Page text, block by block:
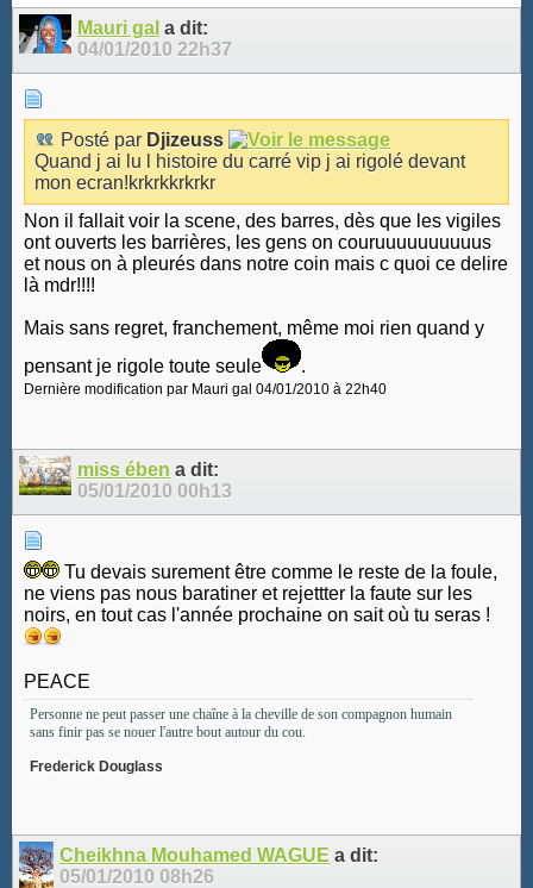
Mauri gal a dit:
04/01/2010 22h37
Posté par Djizeuss
Quand j ai lu l histoire du carré vip j ai rigolé devant
mon ecran!krkrkkrkrkr
Non il fallait voir la scene, des barres, dès que les vigiles
ont ouverts les barrières, les gens on couruuuuuuuuuus
et nous on à pleurés dans notre coin mais c quoi ce delire
là mdr!!!!
Mais sans regret, franchement, même moi rien quand y
pensant je rigole toute seule
.
Dernière modification par Mauri gal 04/01/2010 à 22h40
miss ében a dit:
05/01/2010 00h13
Tu devais surement être comme le reste de la foule,
ne viens pas nous baratiner et rejettter la faute sur les
noirs, en tout cas l'année prochaine on sait où tu seras !
PEACE
Personne ne peut passer une chaîne à la cheville de son compagnon humain
sans finir pas se nouer l'autre bout autour du cou.
Frederick Douglass
Cheikhna Mouhamed WAGUE a dit:
05/01/2010 08h26